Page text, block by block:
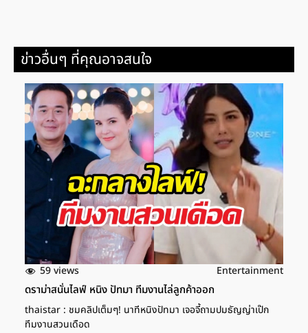
ข่าวอื่นๆ ที่คุณอาจสนใจ
59 views Entertainment
ดราม่าสนั่นไลฟ์ หนิง ปัทมา ทีมงานไล่ลูกค้าออก
thaistar : ชมคลิปเต็มๆ! นาทีหนิงปัทมา เจอจี้ถามปมธัญญ่าเป๊ก
ทีมงานสวนเดือด